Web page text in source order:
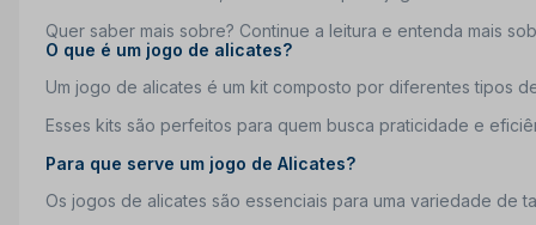
Quer saber mais sobre? Continue a leitura e entenda mais
O que é um jogo de alicates?
Um jogo de alicates é um kit composto por diferentes tipos
Esses kits são perfeitos para quem busca praticidade e
Para que serve um jogo de Alicates?
Os jogos de alicates são essenciais para uma variedade de